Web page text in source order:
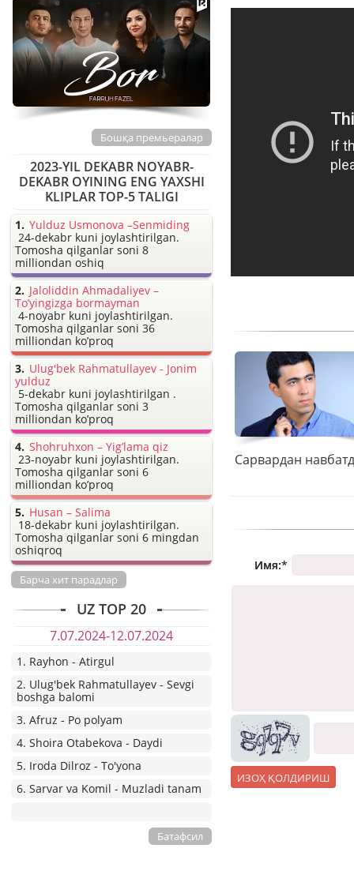
Имя:*
Бошқа премьералар
2023-YIL DEKABR NOYABR-
DEKABR OYINING ENG YAXSHI
KLIPLAR TOP-5 TALIGI
Yulduz Usmonova –Senmiding
24-dekabr kuni joylashtirilgan.
Tomosha qilganlar soni 8
milliondan oshiq
Jaloliddin Ahmadaliyev –
To’yingizga bormayman
4-noyabr kuni joylashtirilgan.
Tomosha qilganlar soni 36
milliondan ko’proq
Ulug'bek Rahmatullayev - Jonim
yulduz
5-dekabr kuni joylashtirilgan .
Tomosha qilganlar soni 3
milliondan ko’proq
Shohruhxon – Yig’lama qiz
23-noyabr kuni joylashtirilgan.
Tomosha qilganlar soni 6
milliondan ko’proq
Husan – Salima
18-dekabr kuni joylashtirilgan.
Tomosha qilganlar soni 6 mingdan
oshiqroq
Барча хит парадлар
UZ TOP 20
7.07.2024-12.07.2024
1. Rayhon - Atirgul
2. Ulug'bek Rahmatullayev - Sevgi
boshga balomi
3. Afruz - Po polyam
4. Shoira Otabekova - Daydi
5. Iroda Dilroz - To'yona
6. Sarvar va Komil - Muzladi tanam
Батафсил